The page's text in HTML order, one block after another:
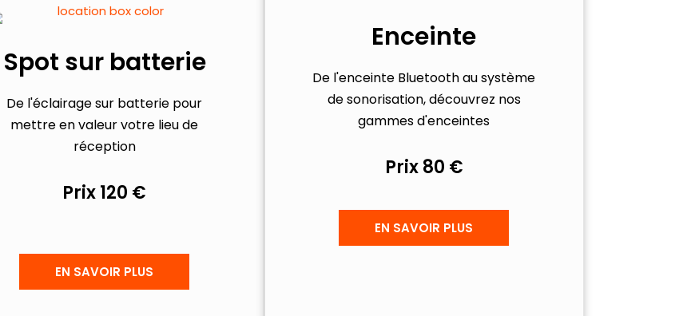
Spot sur batterie
De l'éclairage sur batterie pour
mettre en valeur votre lieu de
réception
Prix 120 €
EN SAVOIR PLUS
Enceinte
De l'enceinte Bluetooth au système
de sonorisation, découvrez nos
gammes d'enceintes
Prix 80 €
EN SAVOIR PLUS